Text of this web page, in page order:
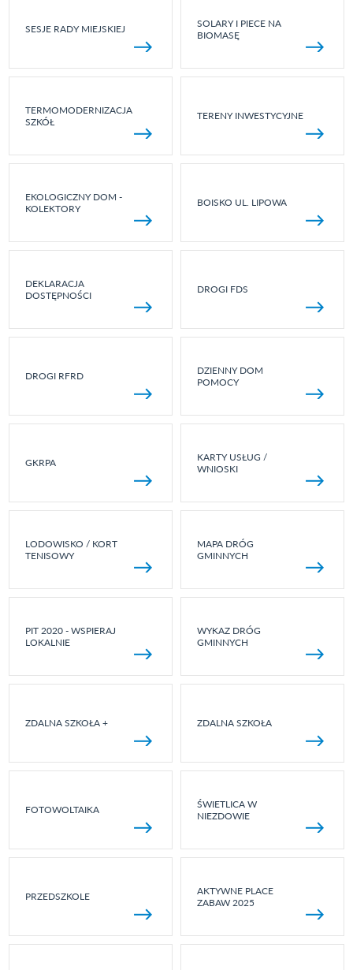
SESJE RADY MIEJSKIEJ
SOLARY I PIECE NA
BIOMASĘ
TERMOMODERNIZACJA
SZKÓŁ
TERENY INWESTYCYJNE
EKOLOGICZNY DOM -
KOLEKTORY
BOISKO UL. LIPOWA
DEKLARACJA
DOSTĘPNOŚCI
DROGI FDS
DROGI RFRD
DZIENNY DOM
POMOCY
GKRPA
KARTY USŁUG /
WNIOSKI
LODOWISKO / KORT
TENISOWY
MAPA DRÓG
GMINNYCH
PIT 2020 - WSPIERAJ
LOKALNIE
WYKAZ DRÓG
GMINNYCH
ZDALNA SZKOŁA + ZDALNA SZKOŁA
FOTOWOLTAIKA
ŚWIETLICA W
NIEZDOWIE
PRZEDSZKOLE
AKTYWNE PLACE
ZABAW 2025